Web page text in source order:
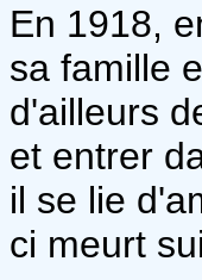
En 1918,
sa famille
d'ailleurs
et entrer
il se lie
ci meurt